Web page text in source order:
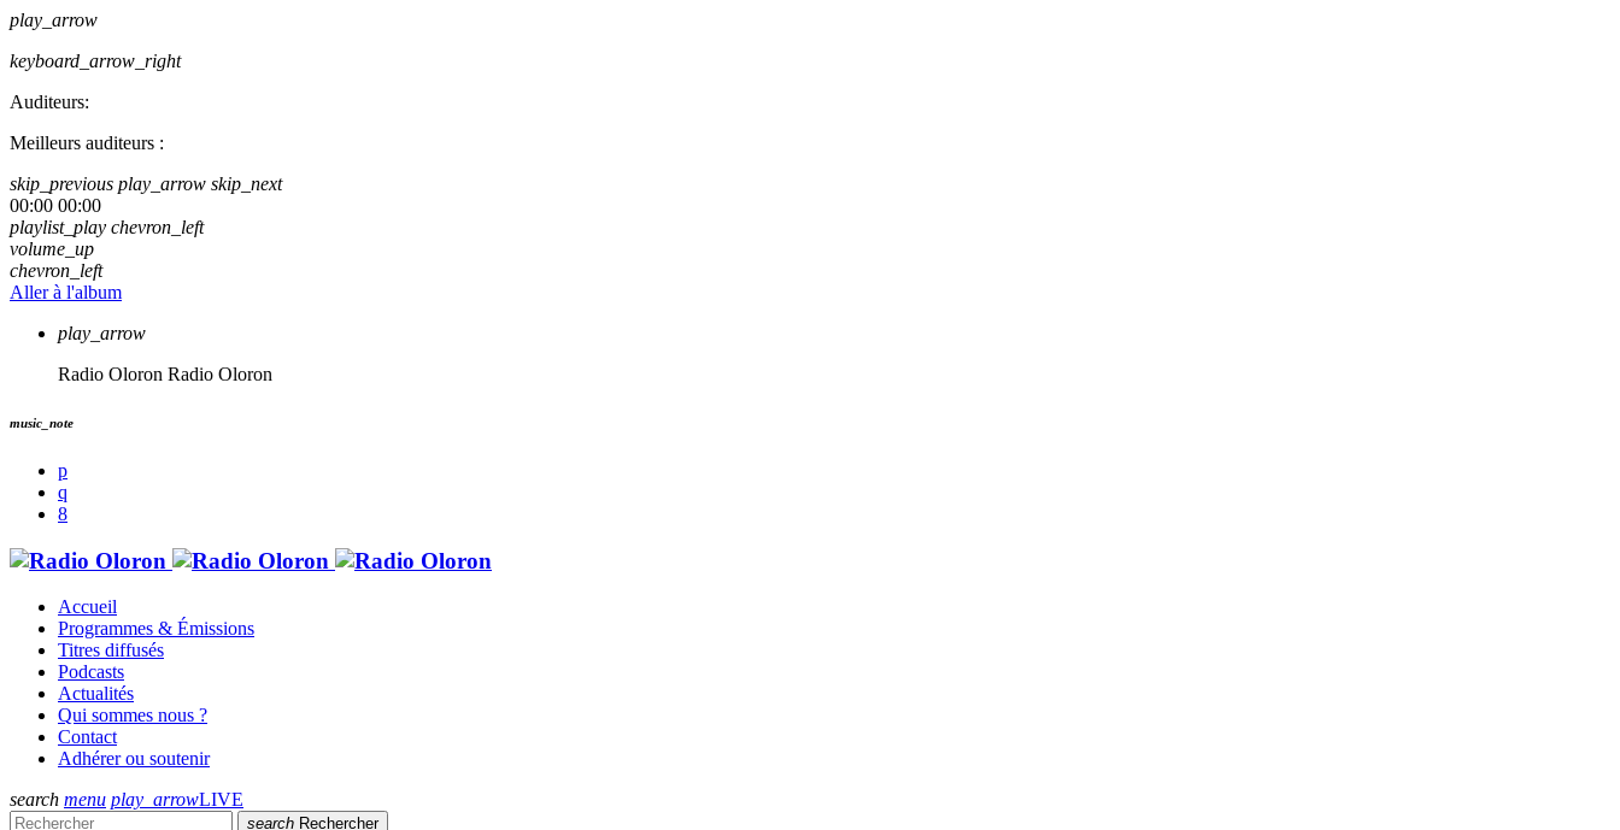
play_arrow
keyboard_arrow_right
Auditeurs:
Meilleurs auditeurs :
skip_previous play_arrow skip_next
00:00 00:00
playlist_play chevron_left
volume_up
chevron_left
Aller à l'album
play_arrow
Radio Oloron Radio Oloron
music_note
Accueil
Programmes & Émissions
Titres diffusés
Podcasts
Actualités
Qui sommes nous ?
Contact
Adhérer ou soutenir
search menu play_arrowLIVE
search Rechercher